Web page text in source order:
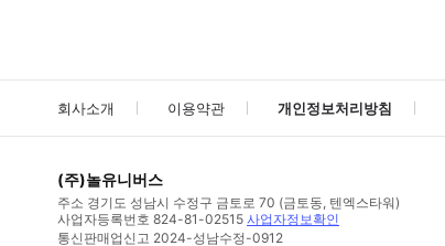
회사소개 이용약관 개인정보처리방침
(주)놀유니버스
주소 경기도 성남시 수정구 금토로 70 (금토동, 텐엑스타워)
사업자등록번호 824-81-02515 사업자정보확인
통신판매업신고 2024-성남수정-0912